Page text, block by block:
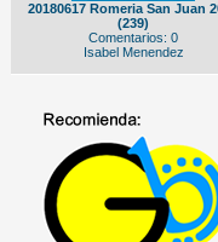
20180617 Romeria San Juan
(239)
Comentarios: 0
Isabel Menendez